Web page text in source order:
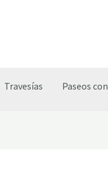
Travesías Paseos